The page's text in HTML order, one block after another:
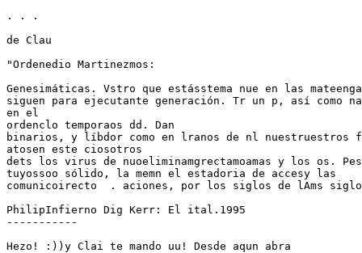
. . .
de Clau
"Ordenedio Martinezmos:
Genesimáticas. Vstro que estásstema nue en las
siguen para ejecutante generación. Tr un p, así como
en el
ordenclo temporaos dd. Dan
binarios, y líbdor como en lranos de nl
atosen este ciosotros
dets los virus de nuoeliminamgrectamoamas y los os.
tuyossoo sólido, la memn el estadoria de accesy las
comunicoirecto  . aciones, por los siglos de lAms
PhilipInfierno Dig Kerr: El ital.1995
-----------
Hezo! :))y Clai te mando uu! Desde aqun abra